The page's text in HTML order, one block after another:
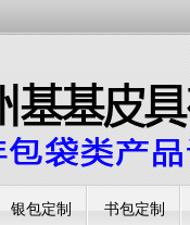
银包定制 书包定制